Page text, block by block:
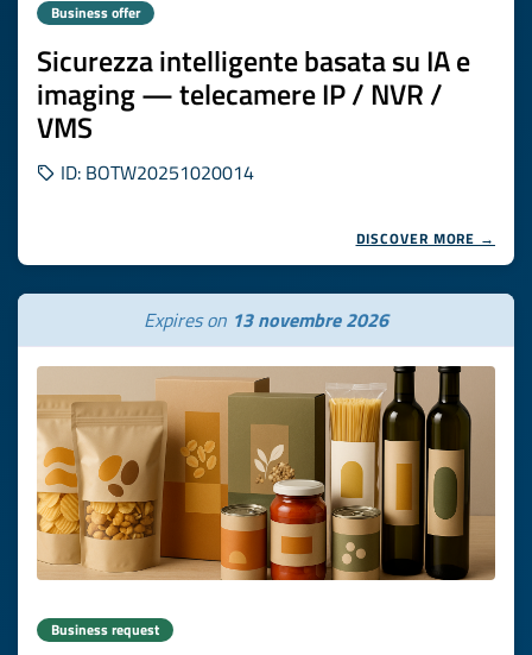
Business offer
Sicurezza intelligente basata su IA e
imaging — telecamere IP / NVR /
VMS
ID: BOTW20251020014
DISCOVER MORE →
Expires on 13 novembre 2026
Business request